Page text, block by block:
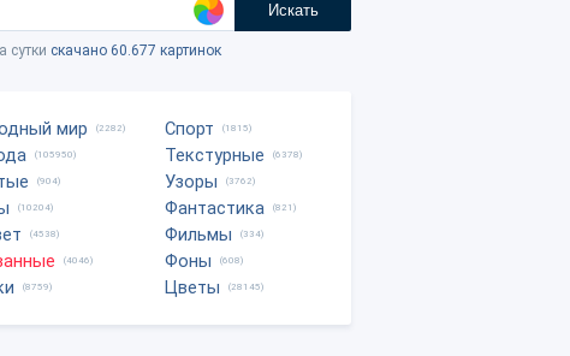
Искать
скачано 60.677 картинок
мир (2282)
(105950)
(904)
(10204)
(4538)
(4046)
(8759)
Спорт (1815)
Текстурные (6378)
Узоры (3762)
Фантастика (821)
Фильмы (334)
Фоны (608)
Цветы (28145)